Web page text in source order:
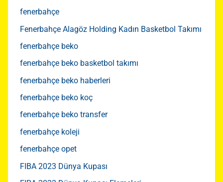
fenerbahçe
Fenerbahçe Alagöz Holding Kadın Basketbol Takımı
fenerbahçe beko
fenerbahçe beko basketbol takımı
fenerbahçe beko haberleri
fenerbahçe beko koç
fenerbahçe beko transfer
fenerbahçe koleji
fenerbahçe opet
FIBA 2023 Dünya Kupası